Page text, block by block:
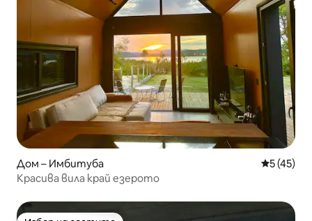
Дом – Имбитуба Средна
5 (45)
Красива вила край езерото